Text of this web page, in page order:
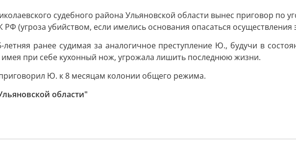
судебного района Ульяновской области вынес приговор по
(угроза убийством, если имелись основания опасаться осуществления
ранее судимая за аналогичное преступление Ю., будучи в
при себе кухонный нож, угрожала лишить последнюю жизни.
Ю. к 8 месяцам колонии общего режима.
области"